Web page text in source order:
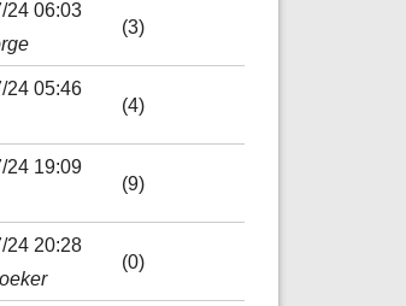
24 06:03
(3)
24 05:46
(4)
24 19:09
(9)
24 20:28
(0)